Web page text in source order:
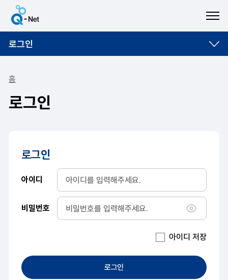
로그인
홈
로그인
로그인
아이디
비밀번호
비밀번호
아이디 저장
로그인